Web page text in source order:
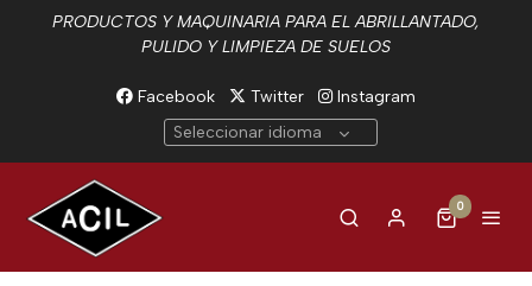
PRODUCTOS Y MAQUINARIA PARA EL ABRILLANTADO,
PULIDO Y LIMPIEZA DE SUELOS
Facebook Twitter
Instagram
Seleccionar idioma
0